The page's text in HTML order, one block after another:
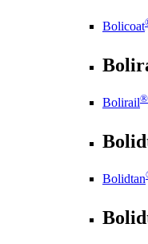
Bolicoat
Bolirail®
Bolidtan